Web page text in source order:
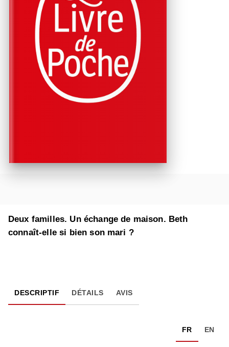
Deux familles. Un échange de maison. Beth
connaît-elle si bien son mari ?
DESCRIPTIF DÉTAILS AVIS
FR EN